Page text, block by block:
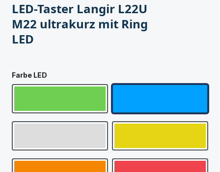
LED-Taster Langir L22U
M22 ultrakurz mit Ring
LED
Farbe LED